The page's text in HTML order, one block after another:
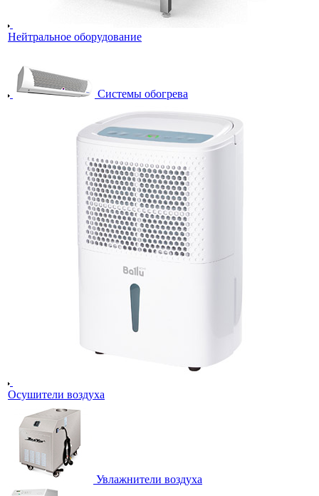
Нейтральное оборудование
Системы обогрева
Осушители воздуха
Увлажнители воздуха